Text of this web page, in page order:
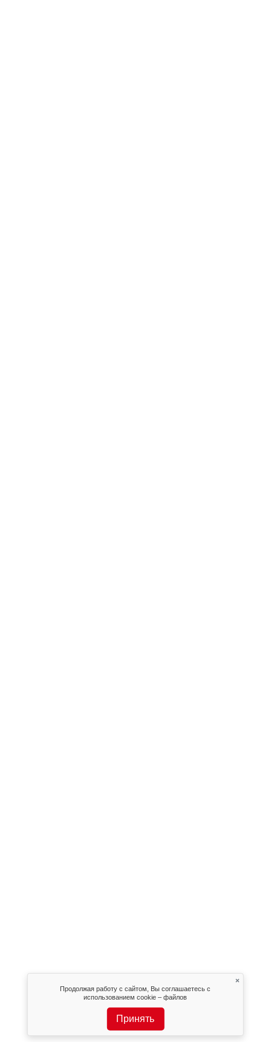
Продолжая работу с сайтом, Вы соглашаетесь с
использованием cookie – файлов
Принять
×